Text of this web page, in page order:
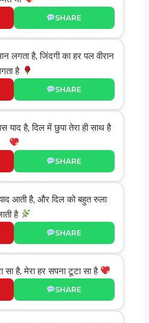
SHARE
लगता है, जिंदगी का हर पल वीरान
है
SHARE
याद है, दिल में छुपा तेरा ही साथ है
SHARE
आती है, और दिल को बहुत रुला
है
SHARE
है, मेरा हर सपना टूटा सा है
SHARE